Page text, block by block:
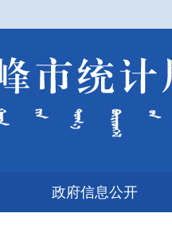
政府信息公开